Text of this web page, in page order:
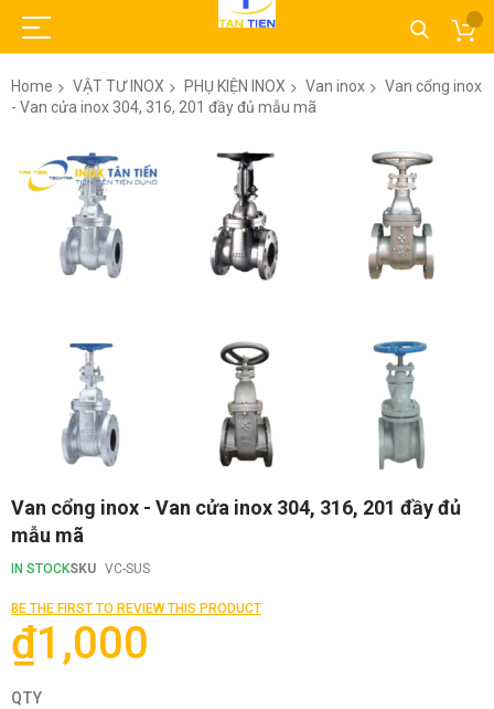
Home VẬT TƯ INOX PHỤ KIỆN INOX Van inox
Van cổng inox
- Van cửa inox 304, 316, 201 đầy đủ mẫu mã
to
the
Skip
the
of
images
gallery
Van cổng inox - Van cửa inox 304, 316, 201 đầy đủ
mẫu mã
IN STOCKSKU VC-SUS
BE THE FIRST TO REVIEW THIS PRODUCT
₫1,000
QTY